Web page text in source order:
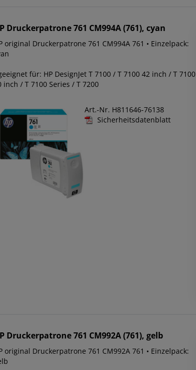
Druckerpatrone 761 CM994A (761), cyan
original Druckerpatrone 761 CM994A 761 • Einzelpack:
für: HP DesignJet T 7100 / T 7100 42 inch / T 7100
inch / T 7100 Series / T 7200
Art.-Nr. H811646-76138
Sicherheitsdatenblatt
Druckerpatrone 761 CM992A (761), gelb
original Druckerpatrone 761 CM992A 761 • Einzelpack: